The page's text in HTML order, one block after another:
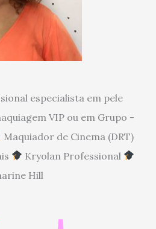
especialista em pele
VIP ou em Grupo -
Maquiador de Cinema (DRT)
Kryolan Professional
Hill